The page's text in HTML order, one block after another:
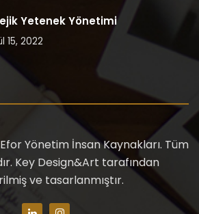
Yetenek Yönetimi
15, 2022
Yönetim İnsan Kaynakları. Tüm
Key Design&Art tarafından
ve tasarlanmıştır.